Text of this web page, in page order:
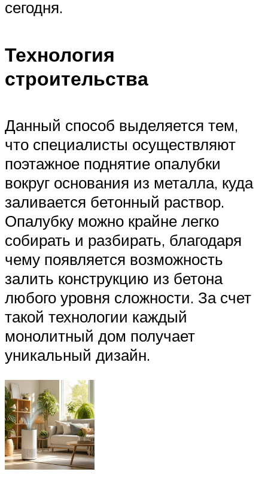
сегодня.
Технология
строительства
Данный способ выделяется тем,
что специалисты осуществляют
поэтажное поднятие опалубки
вокруг основания из металла, куда
заливается бетонный раствор.
Опалубку можно крайне легко
собирать и разбирать, благодаря
чему появляется возможность
залить конструкцию из бетона
любого уровня сложности. За счет
такой технологии каждый
монолитный дом получает
уникальный дизайн.